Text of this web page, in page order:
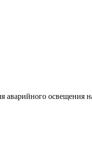
аварийного